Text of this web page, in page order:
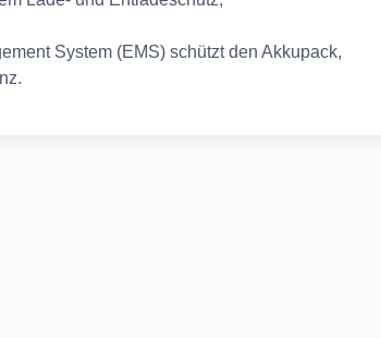
System (EMS) schützt den Akkupack,